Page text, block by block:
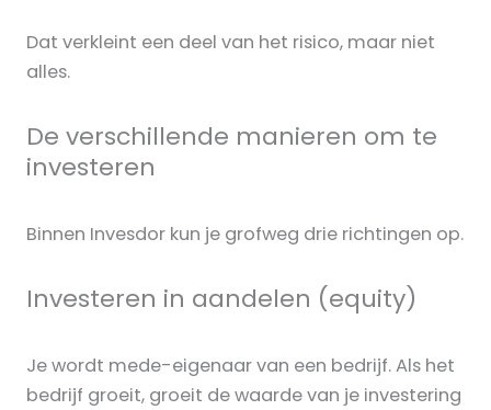
Dat verkleint een deel van het risico, maar niet
alles.
De verschillende manieren om te
investeren
Binnen Invesdor kun je grofweg drie richtingen op.
Investeren in aandelen (equity)
Je wordt mede-eigenaar van een bedrijf. Als het
bedrijf groeit, groeit de waarde van je investering